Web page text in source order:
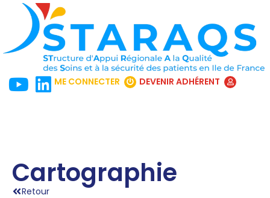
ME CONNECTER DEVENIR ADHÉRENT
Cartographie
Retour